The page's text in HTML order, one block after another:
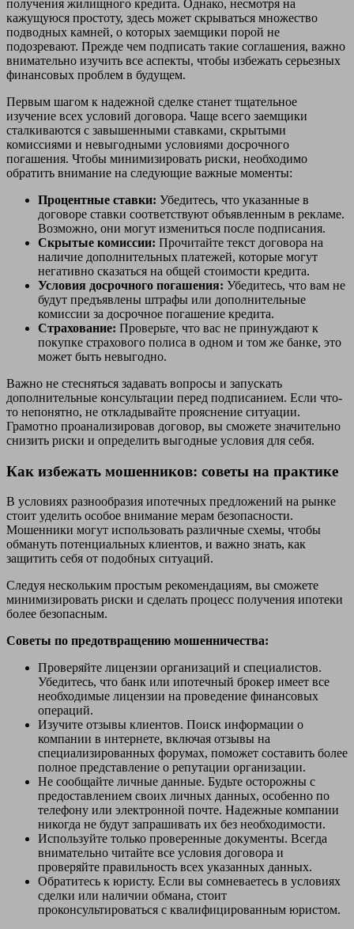
получения жилищного кредита. Однако, несмотря на
кажущуюся простоту, здесь может скрываться множество
подводных камней, о которых заемщики порой не
подозревают. Прежде чем подписать такие соглашения, важно
внимательно изучить все аспекты, чтобы избежать серьезных
финансовых проблем в будущем.
Первым шагом к надежной сделке станет тщательное
изучение всех условий договора. Чаще всего заемщики
сталкиваются с завышенными ставками, скрытыми
комиссиями и невыгодными условиями досрочного
погашения. Чтобы минимизировать риски, необходимо
обратить внимание на следующие важные моменты:
Процентные ставки: Убедитесь, что указанные в
договоре ставки соответствуют объявленным в рекламе.
Возможно, они могут измениться после подписания.
Скрытые комиссии: Прочитайте текст договора на
наличие дополнительных платежей, которые могут
негативно сказаться на общей стоимости кредита.
Условия досрочного погашения: Убедитесь, что вам не
будут предъявлены штрафы или дополнительные
комиссии за досрочное погашение кредита.
Страхование: Проверьте, что вас не принуждают к
покупке страхового полиса в одном и том же банке, это
может быть невыгодно.
Важно не стесняться задавать вопросы и запускать
дополнительные консультации перед подписанием. Если что-
то непонятно, не откладывайте прояснение ситуации.
Грамотно проанализировав договор, вы сможете значительно
снизить риски и определить выгодные условия для себя.
Как избежать мошенников: советы на практике
В условиях разнообразия ипотечных предложений на рынке
стоит уделить особое внимание мерам безопасности.
Мошенники могут использовать различные схемы, чтобы
обмануть потенциальных клиентов, и важно знать, как
защитить себя от подобных ситуаций.
Следуя нескольким простым рекомендациям, вы сможете
минимизировать риски и сделать процесс получения ипотеки
более безопасным.
Советы по предотвращению мошенничества:
Проверяйте лицензии организаций и специалистов.
Убедитесь, что банк или ипотечный брокер имеет все
необходимые лицензии на проведение финансовых
операций.
Изучите отзывы клиентов. Поиск информации о
компании в интернете, включая отзывы на
специализированных форумах, поможет составить более
полное представление о репутации организации.
Не сообщайте личные данные. Будьте осторожны с
предоставлением своих личных данных, особенно по
телефону или электронной почте. Надежные компании
никогда не будут запрашивать их без необходимости.
Используйте только проверенные документы. Всегда
внимательно читайте все условия договора и
проверяйте правильность всех указанных данных.
Обратитесь к юристу. Если вы сомневаетесь в условиях
сделки или наличии обмана, стоит
проконсультироваться с квалифицированным юристом.